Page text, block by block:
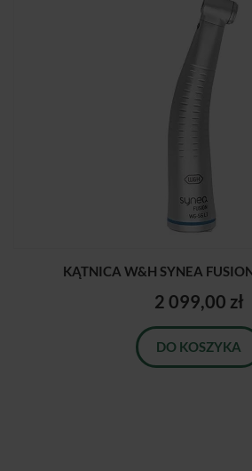
KĄTNICA W&H SYNEA
2 099,00 zł
DO KOSZYKA